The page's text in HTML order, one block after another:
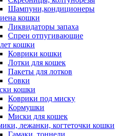
Шампуни,кондиционеры
кошки
Ликвидаторы запаха
Спреи отпугивающие
кошки
Коврики кошки
Лотки для кошек
Пакеты для лотков
Совки
кошки
Коврики под миску
Кормушки
Миски для кошек
лежанки, когтеточки кошки
Гамаки, тоннели